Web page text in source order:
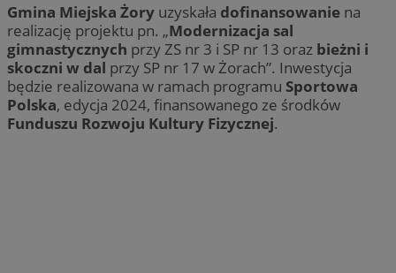
Gmina Miejska Żory uzyskała dofinansowanie na
realizację projektu pn. „Modernizacja sal
gimnastycznych przy ZS nr 3 i SP nr 13 oraz bieżni i
skoczni w dal przy SP nr 17 w Żorach”. Inwestycja
będzie realizowana w ramach programu Sportowa
Polska, edycja 2024, finansowanego ze środków
Funduszu Rozwoju Kultury Fizycznej.